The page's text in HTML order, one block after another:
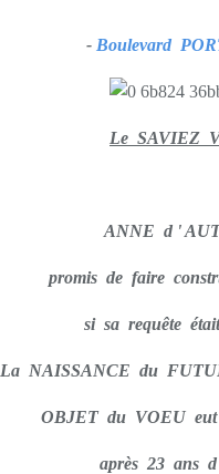
- Boulevard
Le SAVIEZ
ANNE d '
promis de faire
si sa requête
La NAISSANCE du
OBJET du VOEU
après 23 ans d